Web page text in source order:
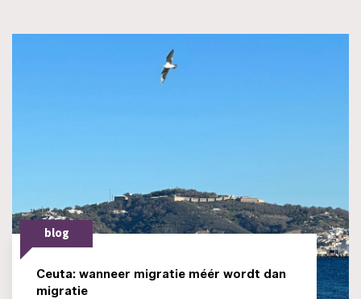
blog
Ceuta: wanneer migratie méér wordt dan
migratie